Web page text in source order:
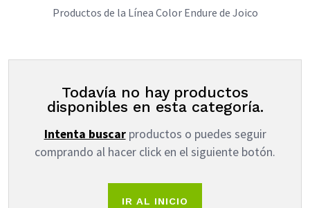
Productos de la Línea Color Endure de Joico
Todavía no hay productos
disponibles en esta categoría.
Intenta buscarproductos o puedes seguir
comprando al hacer click en el siguiente botón.
IR AL INICIO